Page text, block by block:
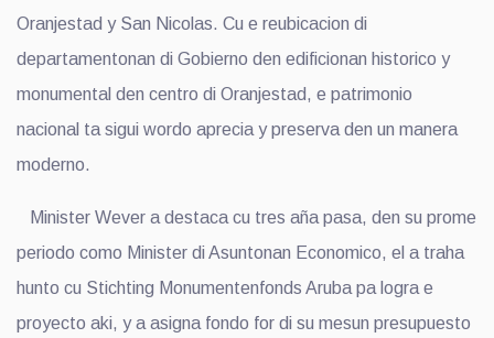
Oranjestad y San Nicolas. Cu e reubicacion di
departamentonan di Gobierno den edificionan historico y
monumental den centro di Oranjestad, e patrimonio
nacional ta sigui wordo aprecia y preserva den un manera
moderno.
Minister Wever a destaca cu tres aña pasa, den su prome
periodo como Minister di Asuntonan Economico, el a traha
hunto cu Stichting Monumentenfonds Aruba pa logra e
proyecto aki, y a asigna fondo for di su mesun presupuesto